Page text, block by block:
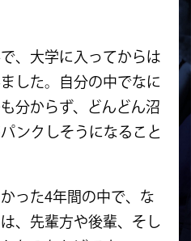
、大学に入ってからは
した。自分の中でなに
分からず、どんどん沼
ンクしそうになること
った4年間の中で、な
、先輩方や後輩、そし